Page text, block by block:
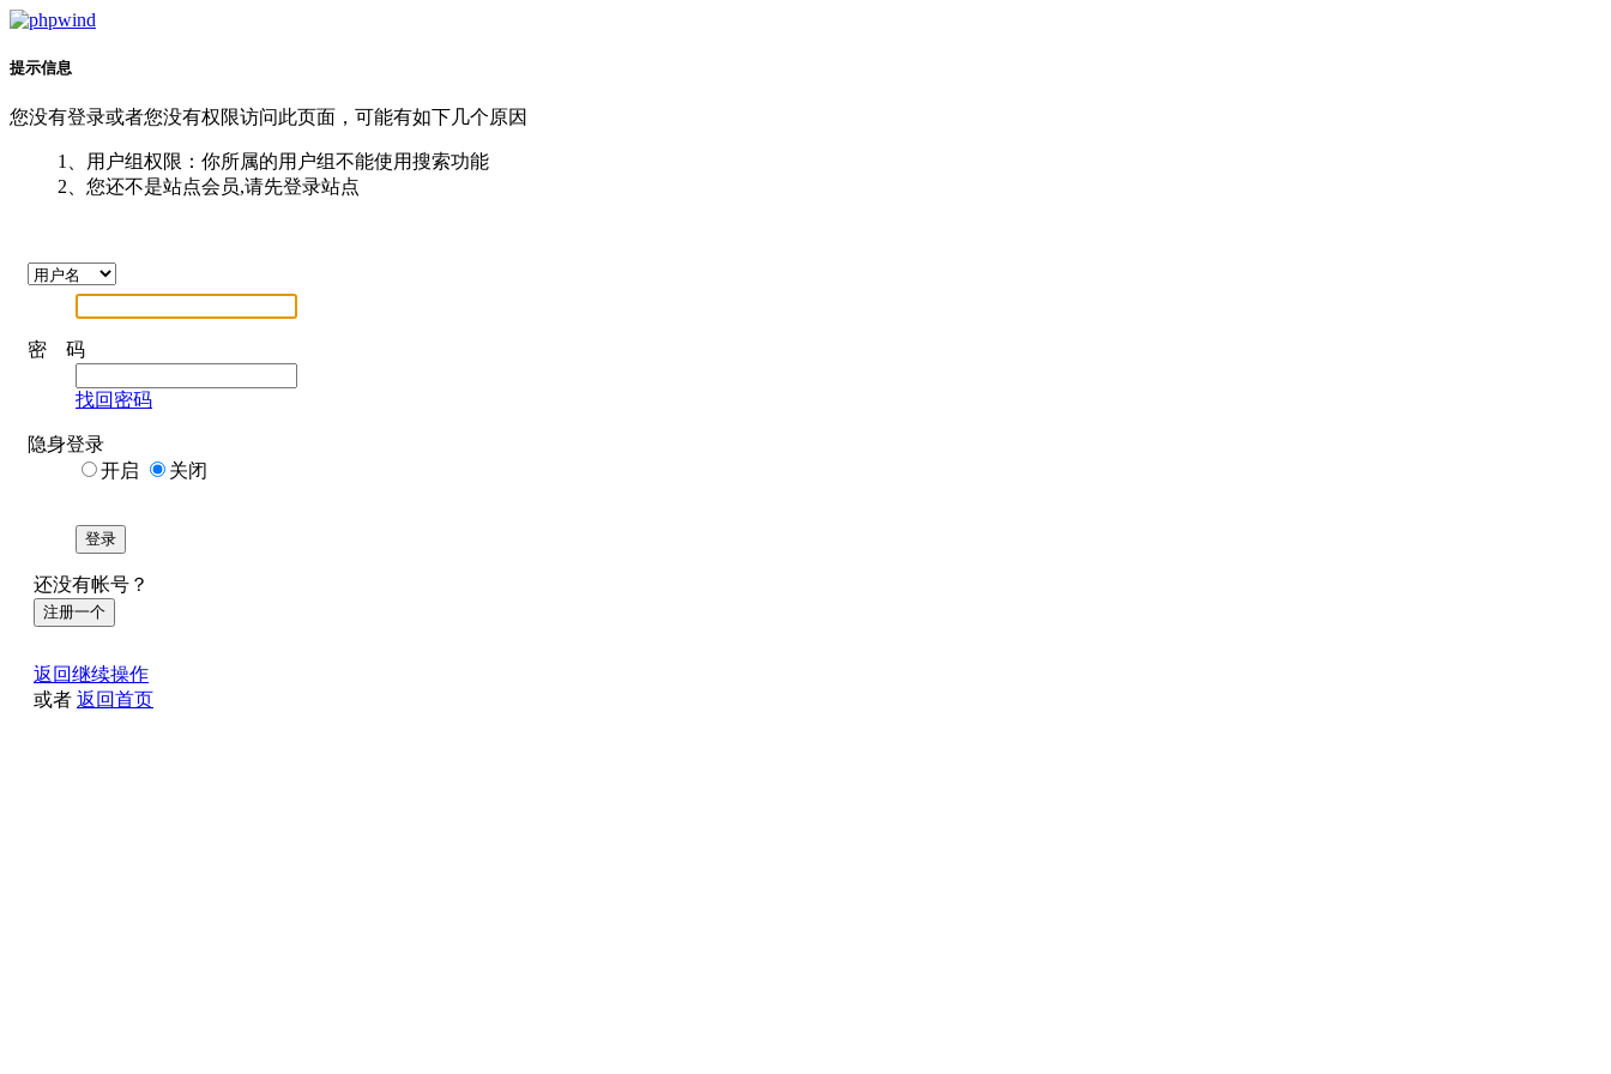
提示信息
您没有登录或者您没有权限访问此页面，可能有如下几个原因
1、用户组权限：你所属的用户组不能使用搜索功能
2、您还不是站点会员,请先登录站点
密 码
找回密码
隐身登录
开启
关闭
登录
还没有帐号？
注册一个
返回继续操作
或者 返回首页